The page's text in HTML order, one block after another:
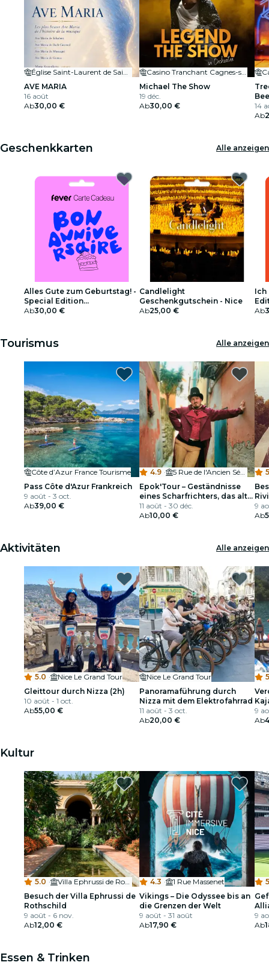
Église Saint-Laurent de Saint-Laurent-du-Var
AVE MARIA
16 août
Ab30,00 €
Casino Tranchant Cagnes-sur-Mer | Casino Terrazur
Michael The Show
19 déc.
Ab30,00 €
14
Ab
Geschenkkarten Alle anzeigen
Alles Gute zum Geburtstag! -
Special Edition
Geschenkgutschein
Ab30,00 €
Candlelight
Geschenkgutschein - Nice
Ab25,00 €
Ich
Ab
Tourismus Alle anzeigen
Côte d’Azur France Tourisme
Pass Côte d'Azur Frankreich
9 août - 3 oct.
Ab39,00 €
4.9 ·
5 Rue de l'Ancien Sénat
Epok'Tour – Geständnisse
eines Scharfrichters, das alte
Nizza von 1804
11 août - 30 déc.
Ab10,00 €
9
Ab
Aktivitäten Alle anzeigen
5.0 ·
Nice Le Grand Tour
Gleittour durch Nizza (2h)
10 août - 1 oct.
Ab55,00 €
Nice Le Grand Tour
Panoramaführung durch
Nizza mit dem Elektrofahrrad
11 août - 3 oct.
Ab20,00 €
9
Ab
Kultur
5.0 ·
Villa Ephrussi de Rothschild
Besuch der Villa Ephrussi de
Rothschild
9 août - 6 nov.
Ab12,00 €
4.3 ·
1 Rue Massenet
Vikings – Die Odyssee bis an
die Grenzen der Welt
9 août - 31 août
Ab17,90 €
9
Ab
Essen & Trinken